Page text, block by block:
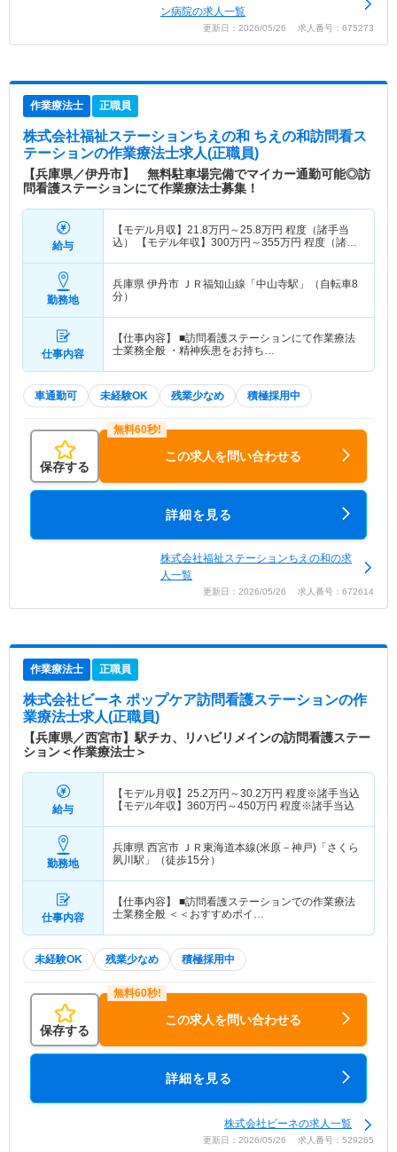
ン病院の求人一覧
更新日：2026/05/26 求人番号：675273
作業療法士 正職員
株式会社福祉ステーションちえの和 ちえの和訪問看ス
テーションの作業療法士求人(正職員)
【兵庫県／伊丹市】 無料駐車場完備でマイカー通勤可能◎訪
問看護ステーションにて作業療法士募集！
給与
【モデル月収】 21.8万円～25.8万円 程度（諸手当
込） 【モデル年収】 300万円～355万円 程度（諸手
勤務地
兵庫県 伊丹市 ＪＲ福知山線「中山寺駅」（自転車8
分）
仕事内容
【仕事内容】 ■訪問看護ステーションにて作業療法
士業務全般 ・精神疾患をお持ち…
車通勤可 未経験OK 残業少なめ 積極採用中
保存する
この求人を問い合わせる
詳細を見る
株式会社福祉ステーションちえの和の求
人一覧
更新日：2026/05/26 求人番号：672614
作業療法士 正職員
株式会社ビーネ ポップケア訪問看護ステーションの作
業療法士求人(正職員)
【兵庫県／西宮市】駅チカ、リハビリメインの訪問看護ステー
ション＜作業療法士＞
給与
【モデル月収】 25.2万円～30.2万円 程度※諸手当込
【モデル年収】 360万円～450万円 程度※諸手当込
勤務地
兵庫県 西宮市 ＪＲ東海道本線(米原－神戸)「さくら
夙川駅」（徒歩15分）
仕事内容
【仕事内容】 ■訪問看護ステーションでの作業療法
士業務全般 ＜＜おすすめポイ…
未経験OK 残業少なめ 積極採用中
保存する
この求人を問い合わせる
詳細を見る
株式会社ビーネの求人一覧
更新日：2026/05/26 求人番号：529265